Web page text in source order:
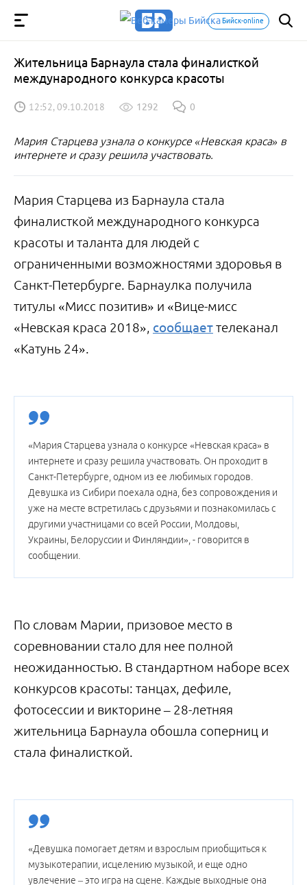
Бийск-online
Жительница Барнаула стала финалисткой
международного конкурса красоты
12:52, 09.10.2018 1292 0
Мария Старцева узнала о конкурсе «Невская краса» в
интернете и сразу решила участвовать.
Мария Старцева из Барнаула стала
финалисткой международного конкурса
красоты и таланта для людей с
ограниченными возможностями здоровья в
Санкт-Петербурге. Барнаулка получила
титулы «Мисс позитив» и «Вице-мисс
«Невская краса 2018», сообщаеттелеканал
«Катунь 24».
«Мария Старцева узнала о конкурсе «Невская краса» в
интернете и сразу решила участвовать. Он проходит в
Санкт-Петербурге, одном из ее любимых городов.
Девушка из Сибири поехала одна, без сопровождения и
уже на месте встретилась с друзьями и познакомилась с
другими участницами со всей России, Молдовы,
Украины, Белоруссии и Финляндии», - говорится в
сообщении.
По словам Марии, призовое место в
соревновании стало для нее полной
неожиданностью. В стандартном наборе всех
конкурсов красоты: танцах, дефиле,
фотосессии и викторине – 28-летняя
жительница Барнаула обошла соперниц и
стала финалисткой.
«Девушка помогает детям и взрослым приобщиться к
музыкотерапии, исцелению музыкой, и еще одно
увлечение – это игра на сцене. Каждые выходные она